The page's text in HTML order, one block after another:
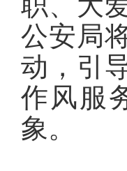
公安局
动，引
作风服
象。